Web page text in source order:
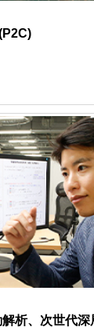
析、次世代深